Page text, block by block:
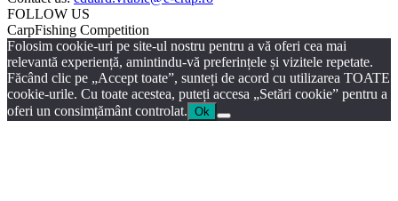
FOLLOW US
CarpFishing Competition
Folosim cookie-uri pe site-ul nostru pentru a vă oferi cea mai
relevantă experiență, amintindu-vă preferințele și vizitele repetate.
Făcând clic pe „Accept toate”, sunteți de acord cu utilizarea TOATE
cookie-urile. Cu toate acestea, puteți accesa „Setări cookie” pentru a
oferi un consimțământ controlat. Ok